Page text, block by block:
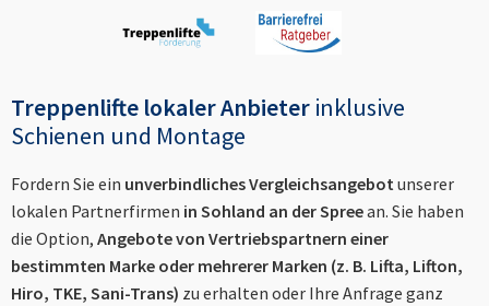
Treppenlifte lokaler Anbieter inklusive
Schienen und Montage
Fordern Sie ein unverbindliches Vergleichsangebotunserer
lokalen Partnerfirmen in Sohland an der Spreean. Sie haben
die Option, Angebote von Vertriebspartnern einer
bestimmten Marke oder mehrerer Marken (z. B. Lifta, Lifton,
Hiro, TKE, Sani-Trans) zu erhalten oder Ihre Anfrage ganz